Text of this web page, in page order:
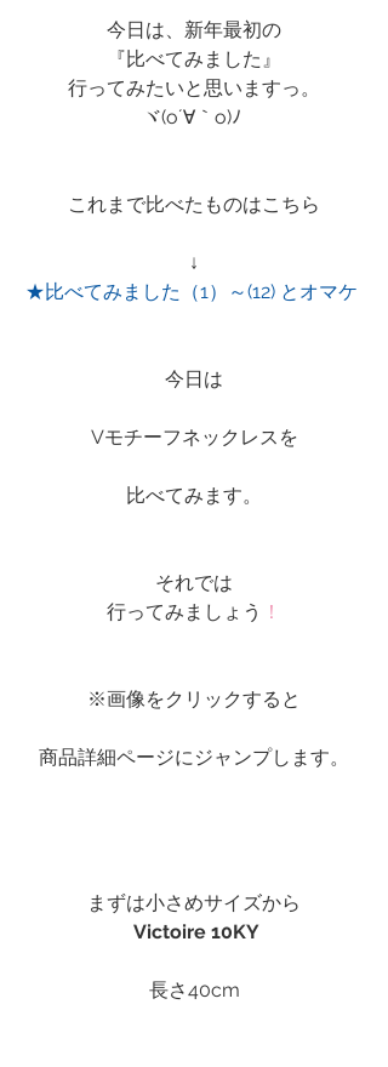
今日は、新年最初の
『比べてみました』
行ってみたいと思いますっ。
ヾ(o´∀｀o)ﾉ
これまで比べたものはこちら
↓
★比べてみました（1）～(12) とオマケ
今日は
Vモチーフネックレスを
比べてみます。
それでは
行ってみましょう ！
※画像をクリックすると
商品詳細ページにジャンプします。
まずは小さめサイズから
Victoire 10KY
長さ40cm